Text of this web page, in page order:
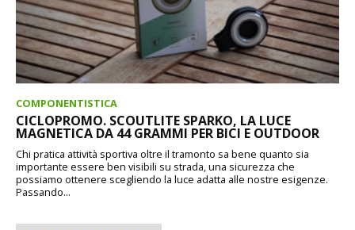
COMPONENTISTICA
CICLOPROMO. SCOUTLITE SPARKO, LA LUCE
MAGNETICA DA 44 GRAMMI PER BICI E OUTDOOR
Chi pratica attività sportiva oltre il tramonto sa bene quanto sia
importante essere ben visibili su strada, una sicurezza che
possiamo ottenere scegliendo la luce adatta alle nostre esigenze.
Passando...